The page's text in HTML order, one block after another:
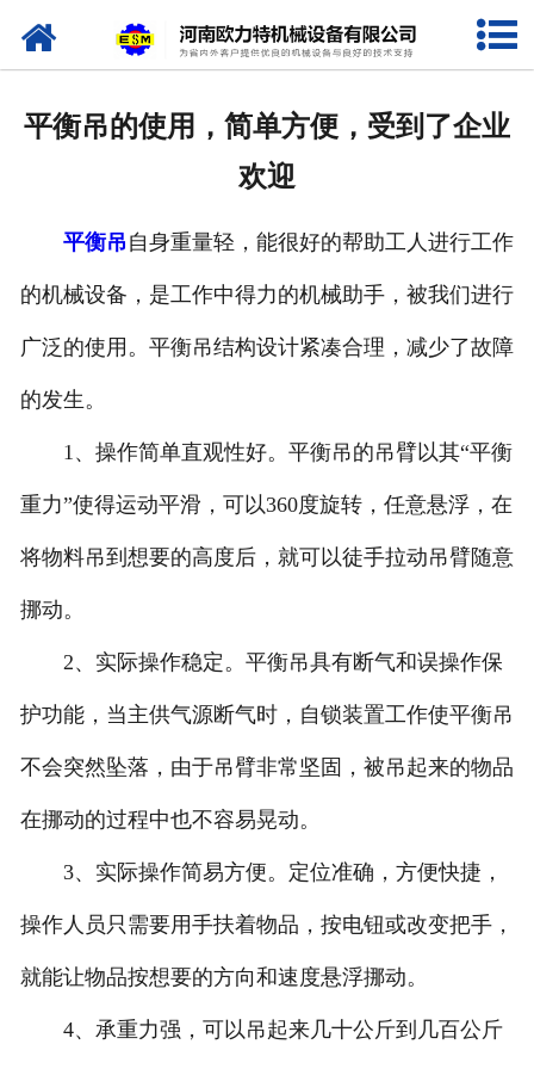
网站首页
企业相册
联系我们
平衡吊的使用，简单方便，受到了企业
欢迎
平衡吊 自身重量轻，能很好的帮助工人进行工作
的机械设备，是工作中得力的机械助手，被我们进行
广泛的使用。平衡吊结构设计紧凑合理，减少了故障
的发生。
1、操作简单直观性好。平衡吊的吊臂以其“平衡
重力”使得运动平滑，可以360度旋转，任意悬浮，在
将物料吊到想要的高度后，就可以徒手拉动吊臂随意
挪动。
2、实际操作稳定。平衡吊具有断气和误操作保
护功能，当主供气源断气时，自锁装置工作使平衡吊
不会突然坠落，由于吊臂非常坚固，被吊起来的物品
在挪动的过程中也不容易晃动。
3、实际操作简易方便。定位准确，方便快捷，
操作人员只需要用手扶着物品，按电钮或改变把手，
就能让物品按想要的方向和速度悬浮挪动。
4、承重力强，可以吊起来几十公斤到几百公斤